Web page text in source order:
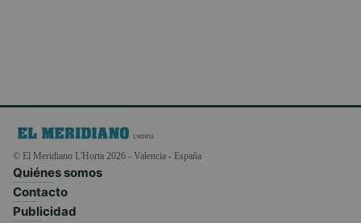
© El Meridiano L'Horta 2026 - Valencia - España
Quiénes somos
Contacto
Publicidad